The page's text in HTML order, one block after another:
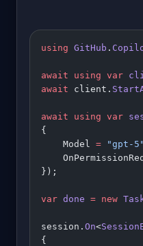
using GitHub .
await using var
await client.
await using var
{
    Model
= "gpt-5"
});
var done = new
session. On<
{